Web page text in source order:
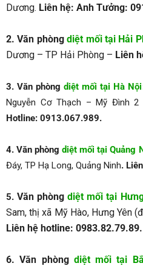
Dương. Liên hệ: Anh Tưởng:
2. Văn phòngdiệt mối tại Hải
Dương – TP Hải Phòng – Liên
3. Văn phòngdiệt mối tại Hà Nội
Nguyễn Cơ Thạch – Mỹ Đình
Hotline: 0913.067.989.
4. Văn phòngdiệt mối tại Quảng
Đáy, TP Hạ Long, Quảng Ninh.
5. Văn phòngdiệt mối tại
Sam, thị xã Mỹ Hào, Hưng Yên
Liên hệ hotline: 0983.82.79.89.
6. Văn phòng diệt mối tại